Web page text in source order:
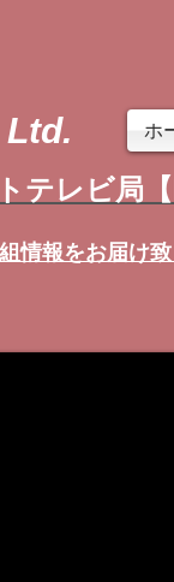
ホ
テレビ局
情報をお届け